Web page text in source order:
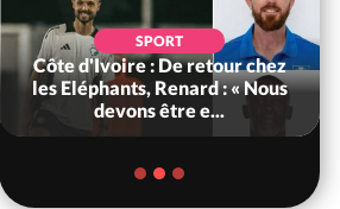
SPORT
Côte d'Ivoire : De retour chez
les Eléphants, Renard : « Nous
devons être e...